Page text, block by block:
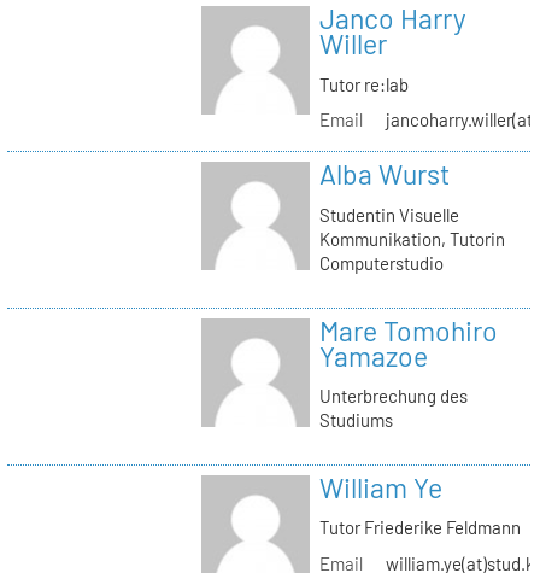
Janco Harry
Willer
Tutor re:lab
Email
Alba Wurst
Studentin Visuelle
Kommunikation, Tutorin
Computerstudio
Mare Tomohiro
Yamazoe
Unterbrechung des
Studiums
William Ye
Tutor Friederike Feldmann
Email